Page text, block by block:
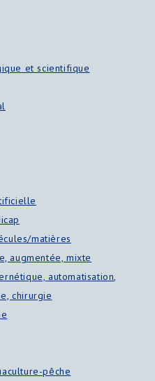
et scientifique
matières
augmentée, mixte
automatisation,
chirurgie
pêche